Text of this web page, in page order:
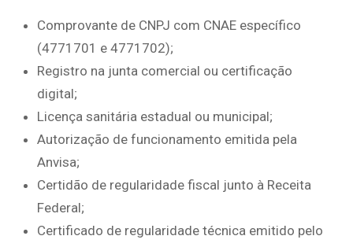
Comprovante de CNPJ com CNAE específico
(4771701 e 4771702);
Registro na junta comercial ou certificação
digital;
Licença sanitária estadual ou municipal;
Autorização de funcionamento emitida pela
Anvisa;
Certidão de regularidade fiscal junto à Receita
Federal;
Certificado de regularidade técnica emitido pelo